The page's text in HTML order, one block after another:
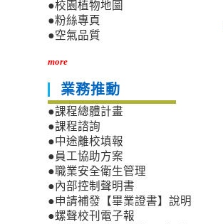
●校園植物地圖
●粉絲專頁
●空氣品質
more
業務推動
●課程總體計畫
●課程諮詢
●中途離校填報
●員工協助方案
●職業安全衛生管理
●內部控制聲明書
●申請補發【畢業證書】說明
●螺聲校刊電子報